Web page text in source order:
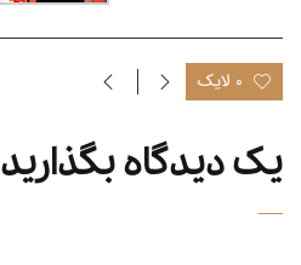
0 لایک
یک دیدگاه بگذارید